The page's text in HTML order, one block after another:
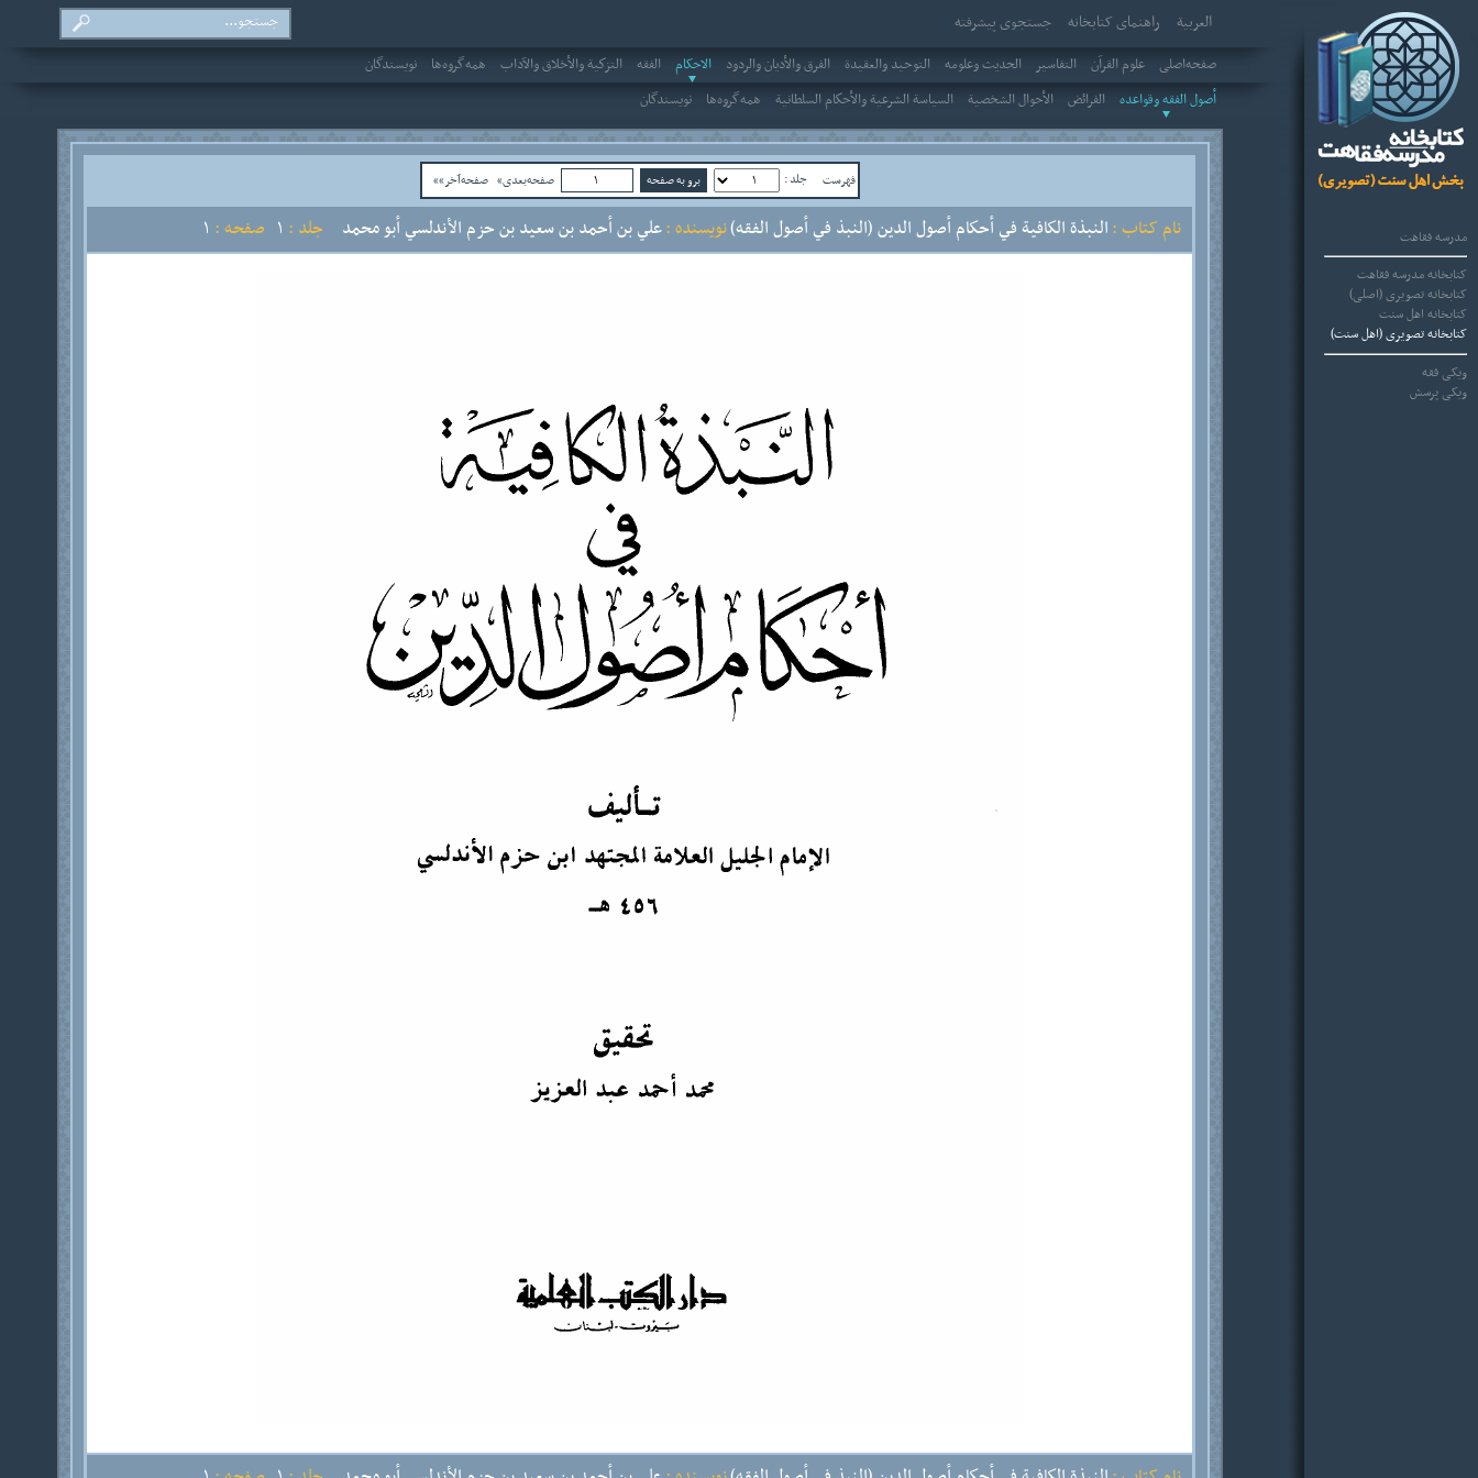
مدرسه فقاهت
کتابخانه مدرسه فقاهت
کتابخانه تصویری (اصلی)
کتابخانه اهل سنت
کتابخانه تصویری (اهل سنت)
ویکی فقه
ویکی پرسش
العربیة راهنمای کتابخانه
جستجوی پیشرفته
صفحه‌اصلی علوم القرآن التفاسير الحديث وعلومه التوحيد والعقيدة الفرق والأديان والردود الاحکام الفقه التزكية والأخلاق والآداب همه‌گروه‌ها
نویسندگان
أصول الفقه وقواعده الفرائض الأحوال الشخصية السياسة الشرعية والأحكام السلطانية همه‌گروه‌ها نویسندگان
فهرست جلد : صفحه‌بعدی» صفحه‌آخر»»
نام کتاب :النبذة الكافية في أحكام أصول الدين (النبذ في أصول الفقه)نویسنده :علي بن أحمد بن سعيد بن حزم الأندلسي أبو محمد جلد : صفحه :